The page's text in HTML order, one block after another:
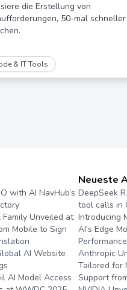
die Erstellung von
50-mal schneller
& IT Tools
with AI NavHub’s
Family Unveiled at
Mobile to Sign
AI Website
AI Model Access
Neueste
DeepSeek
tool calls in
Introducing
AI's Edge
Anthropic
Tailored for
Support